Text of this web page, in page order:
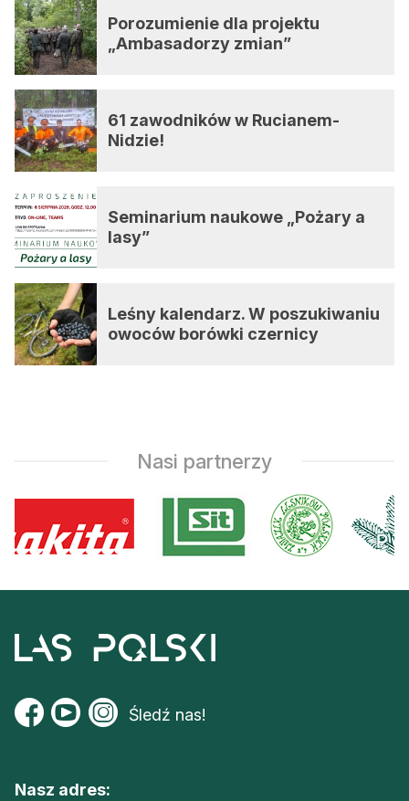
Porozumienie dla projektu
„Ambasadorzy zmian”
61 zawodników w Rucianem-
Nidzie!
Seminarium naukowe „Pożary a
lasy”
Leśny kalendarz. W poszukiwaniu
owoców borówki czernicy
Nasi partnerzy
Śledź nas!
Nasz adres: